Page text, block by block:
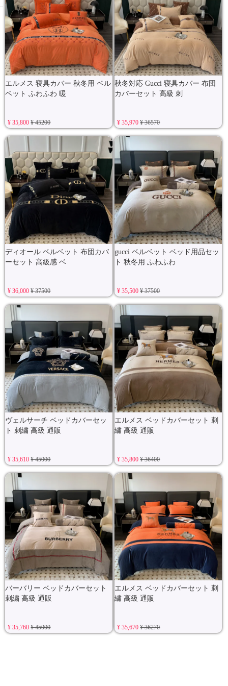
エルメス 寝具カバー 秋冬用 ベル
ベット ふわふわ 暖
¥ 35,800¥ 45200
秋冬対応 Gucci 寝具カバー 布団
カバーセット 高級 刺
¥ 35,970¥ 36570
ディオール ベルベット 布団カバ
ーセット 高級感 ベ
¥ 36,000¥ 37500
gucci ベルベット ベッド用品セッ
ト 秋冬用 ふわふわ
¥ 35,500¥ 37500
ヴェルサーチ ベッドカバーセッ
ト 刺繍 高級 通販
¥ 35,610¥ 45000
エルメス ベッドカバーセット 刺
繍 高級 通販
¥ 35,800¥ 36400
バーバリー ベッドカバーセット
刺繍 高級 通販
¥ 35,760¥ 45000
エルメス ベッドカバーセット 刺
繍 高級 通販
¥ 35,670¥ 36270